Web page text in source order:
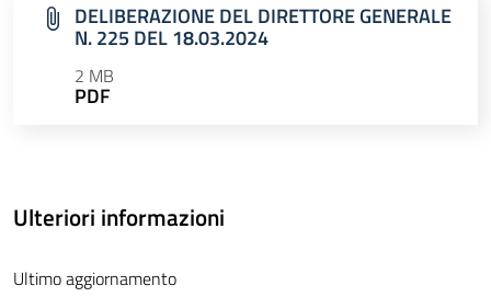
DELIBERAZIONE DEL DIRETTORE GENERALE
N. 225 DEL 18.03.2024
2 MB
PDF
Ulteriori informazioni
Ultimo aggiornamento